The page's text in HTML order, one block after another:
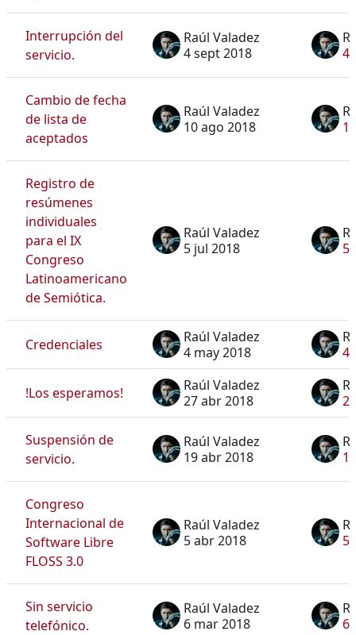
Interrupción del
servicio.
Raúl Valadez
4 sept 2018
4
Cambio de fecha
de lista de
aceptados
Raúl Valadez
10 ago 2018
Registro de
resúmenes
individuales
para el IX
Congreso
Latinoamericano
de Semiótica.
Raúl Valadez
5 jul 2018
5
Credenciales
Raúl Valadez
4 may 2018
4
!Los esperamos!
Raúl Valadez
27 abr 2018
Suspensión de
servicio.
Raúl Valadez
19 abr 2018
Congreso
Internacional de
Software Libre
FLOSS 3.0
Raúl Valadez
5 abr 2018
5
Sin servicio
telefónico.
Raúl Valadez
6 mar 2018
6